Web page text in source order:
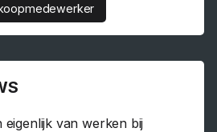
eigenlijk van werken bij